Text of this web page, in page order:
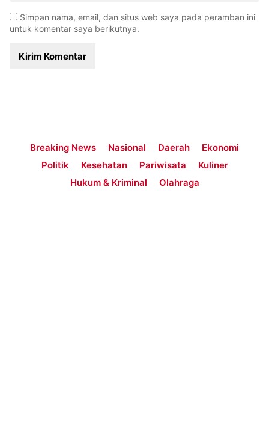
Simpan nama, email, dan situs web saya pada peramban ini
untuk komentar saya berikutnya.
Breaking News Nasional Daerah
Ekonomi
Politik
Kesehatan Pariwisata
Kuliner
Hukum & Kriminal
Olahraga